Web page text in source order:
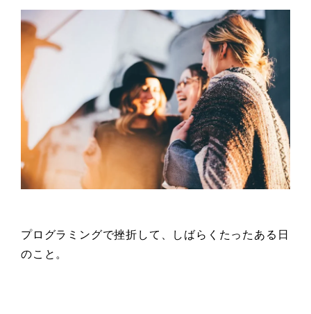
プログラミングで挫折して、しばらくたったある日
のこと。